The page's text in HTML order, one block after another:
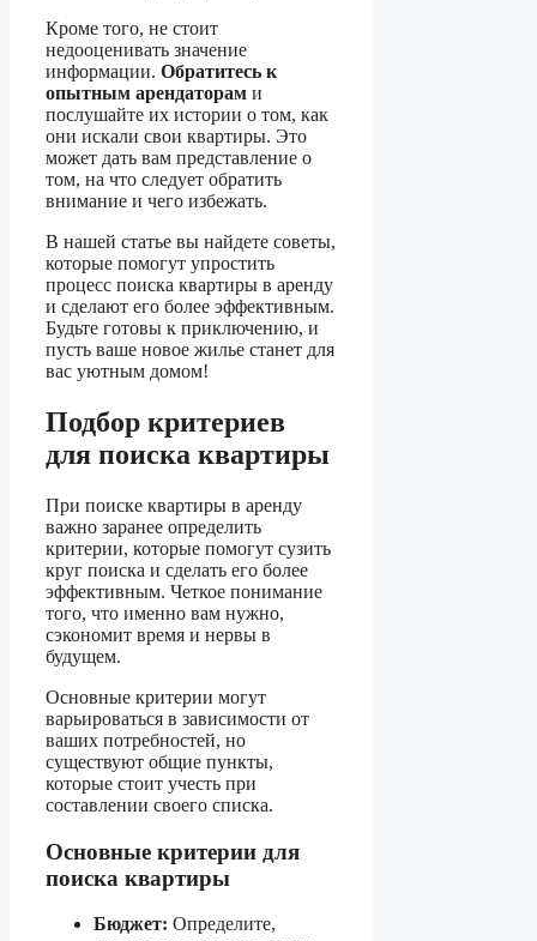
Кроме того, не стоит
недооценивать значение
информации. Обратитесь к
опытным арендаторам и
послушайте их истории о том, как
они искали свои квартиры. Это
может дать вам представление о
том, на что следует обратить
внимание и чего избежать.
В нашей статье вы найдете советы,
которые помогут упростить
процесс поиска квартиры в аренду
и сделают его более эффективным.
Будьте готовы к приключению, и
пусть ваше новое жилье станет для
вас уютным домом!
Подбор критериев
для поиска квартиры
При поиске квартиры в аренду
важно заранее определить
критерии, которые помогут сузить
круг поиска и сделать его более
эффективным. Четкое понимание
того, что именно вам нужно,
сэкономит время и нервы в
будущем.
Основные критерии могут
варьироваться в зависимости от
ваших потребностей, но
существуют общие пункты,
которые стоит учесть при
составлении своего списка.
Основные критерии для
поиска квартиры
Бюджет: Определите,